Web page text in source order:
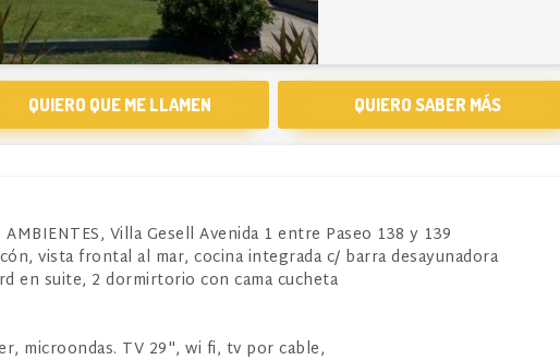
QUIERO QUE ME LLAMEN QUIERO SABER MÁS
Villa Gesell Avenida 1 entre Paseo 138 y 139
vista frontal al mar, cocina integrada c/ barra desayunadora
en suite, 2 dormirtorio con cama cucheta
microondas. TV 29", wi fi, tv por cable,